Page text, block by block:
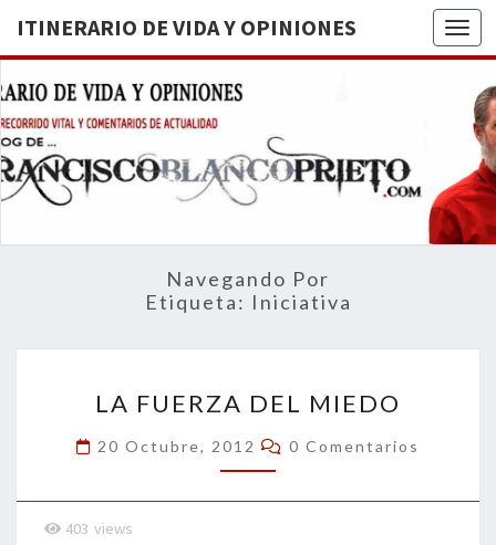
ITINERARIO DE VIDA Y OPINIONES
DE
BREVE
RECORRIDO
VITAL Y
ACTUALIDAD
Navegando Por
Etiqueta: Iniciativa
FUERZA
DEL
MIEDO
LA FUERZA DEL MIEDO
20 Octubre, 2012 Comentarios
0 Comentarios
403 views